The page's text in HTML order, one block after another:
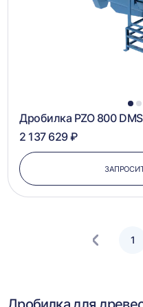
1 2
Дробилка PZO 800 DMS
2 137 629 ₽
1